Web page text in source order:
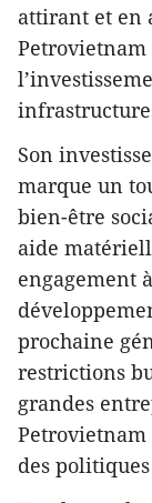
attirant et en
Son
marque un
bien-être
aide
engagement
prochaine
restrictions
grandes
des